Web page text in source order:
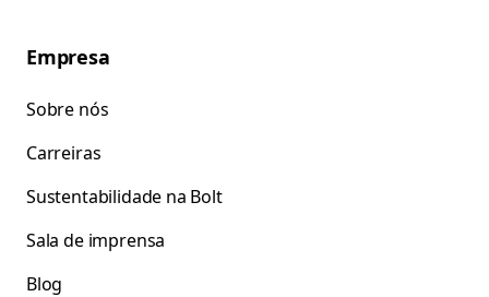
Empresa
Sobre nós
Carreiras
Sustentabilidade na Bolt
Sala de imprensa
Blog